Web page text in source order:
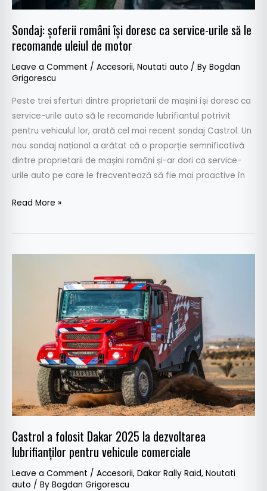
Sondaj: șoferii români își doresc ca service-urile să le
recomande uleiul de motor
Leave a Comment / Accesorii, Noutati auto / By Bogdan
Grigorescu
Peste trei sferturi dintre proprietarii de mașini își doresc ca
service-urile auto să le recomande lubrifiantul potrivit
pentru vehiculul lor, arată cel mai recent sondaj Castrol. Un
nou sondaj național a arătat că o proporție semnificativă
dintre proprietarii de mașini români și-ar dori ca service-
urile auto pe care le frecventează să fie mai proactive în
Read More »
Castrol a folosit Dakar 2025 la dezvoltarea
lubrifianților pentru vehicule comerciale
Leave a Comment / Accesorii, Dakar Rally Raid, Noutati
auto / By Bogdan Grigorescu
dezvoltarea
lubrifianților
pentru
vehicule
comerciale